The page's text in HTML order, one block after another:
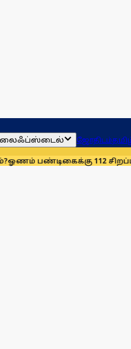
லைஃப்ஸ்டைல் ஜோதிடம்
112 சிறப்பு